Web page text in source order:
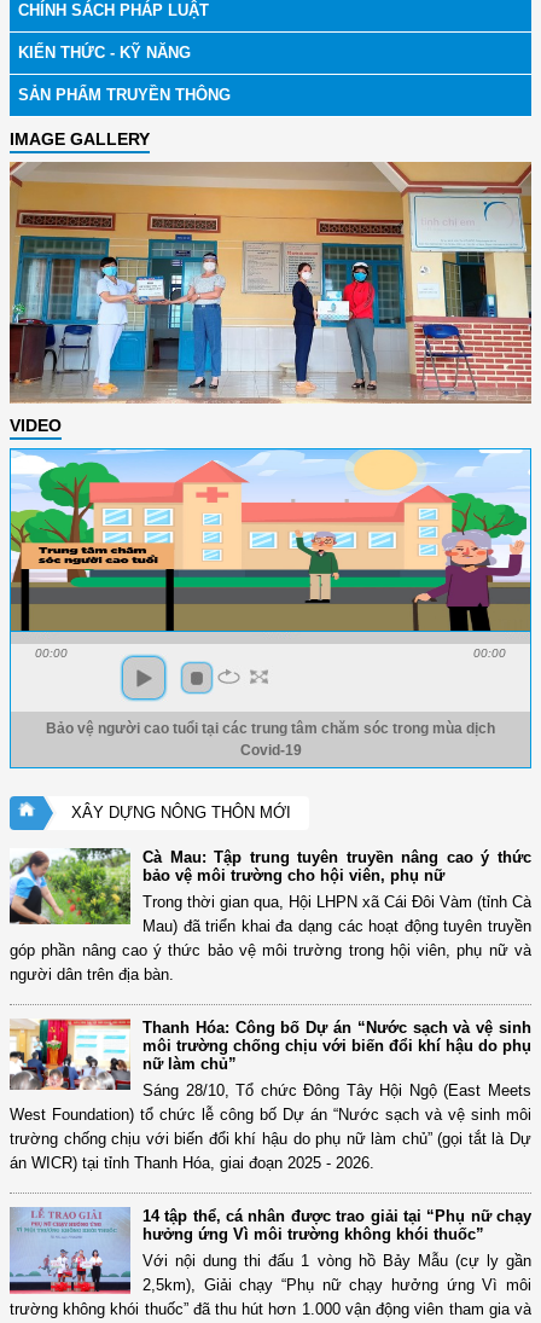
CHÍNH SÁCH PHÁP LUẬT
KIẾN THỨC - KỸ NĂNG
SẢN PHẨM TRUYỀN THÔNG
IMAGE GALLERY
VIDEO
00:00 00:00
Bảo vệ người cao tuổi tại các trung tâm chăm sóc trong mùa dịch
Covid-19
XÂY DỰNG NÔNG THÔN MỚI
Cà Mau: Tập trung tuyên truyền nâng cao ý thức
bảo vệ môi trường cho hội viên, phụ nữ
Trong thời gian qua, Hội LHPN xã Cái Đôi Vàm (tỉnh Cà
Mau) đã triển khai đa dạng các hoạt động tuyên truyền
góp phần nâng cao ý thức bảo vệ môi trường trong hội viên, phụ nữ và
người dân trên địa bàn.
Thanh Hóa: Công bố Dự án “Nước sạch và vệ sinh
môi trường chống chịu với biến đổi khí hậu do phụ
nữ làm chủ”
Sáng 28/10, Tổ chức Đông Tây Hội Ngộ (East Meets
West Foundation) tổ chức lễ công bố Dự án “Nước sạch và vệ sinh môi
trường chống chịu với biến đổi khí hậu do phụ nữ làm chủ” (gọi tắt là Dự
án WICR) tại tỉnh Thanh Hóa, giai đoạn 2025 - 2026.
14 tập thể, cá nhân được trao giải tại “Phụ nữ chạy
hưởng ứng Vì môi trường không khói thuốc”
Với nội dung thi đấu 1 vòng hồ Bảy Mẫu (cự ly gần
2,5km), Giải chạy “Phụ nữ chạy hưởng ứng Vì môi
trường không khói thuốc” đã thu hút hơn 1.000 vận động viên tham gia và